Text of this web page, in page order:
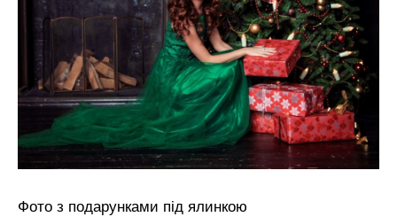
Фото з подарунками під ялинкою